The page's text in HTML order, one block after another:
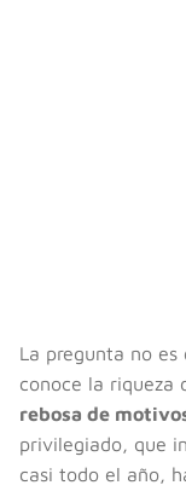
La pregunta no
conoce la riqueza
rebosa de
privilegiado, que
casi todo el año,